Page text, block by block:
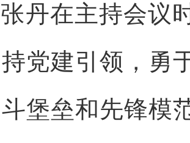
在主持会议时
党建引领，勇
堡垒和先锋模